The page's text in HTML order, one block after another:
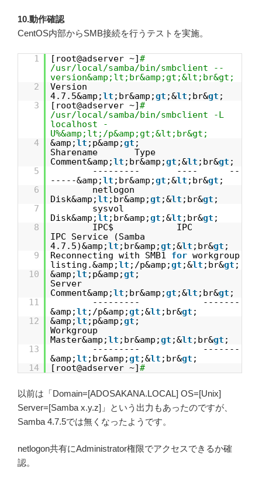
10.動作確認
CentOS内部からSMB接続を行うテストを実施。
1 [root@adserver ~]#
/usr/local/samba/bin/smbclient --
version&amp;lt;br&amp;gt;&lt;br&gt;
2
Version
4.7.5&amp;lt ;br&amp;gt ;&lt ;br&gt ;
3
[root@adserver ~]#
/usr/local/samba/bin/smbclient -L
localhost -
U%&amp;lt;/p&amp;gt;&lt;br&gt;
4
&amp;lt ;p&amp;gt ;
Sharename Type
Comment&amp;lt ;br&amp;gt ;&lt ;br&gt ;
5
--------- ---- --
-----&amp;lt ;br&amp;gt ;&lt ;br&gt ;
6
netlogon
Disk&amp;lt ;br&amp;gt ;&lt ;br&gt ;
7
sysvol
Disk&amp;lt ;br&amp;gt ;&lt ;br&gt ;
8
IPC$ IPC
IPC Service (Samba
4.7.5)&amp;lt ;br&amp;gt ;&lt ;br&gt ;
9
Reconnecting with SMB1 for workgroup
listing.&amp;lt ;/p&amp;gt ;&lt ;br&gt ;
10
&amp;lt ;p&amp;gt ;
Server
Comment&amp;lt ;br&amp;gt ;&lt ;br&gt ;
11
--------- -------
&amp;lt ;/p&amp;gt ;&lt ;br&gt ;
12
&amp;lt ;p&amp;gt ;
Workgroup
Master&amp;lt ;br&amp;gt ;&lt ;br&gt ;
13
--------- -------
&amp;lt ;br&amp;gt ;&lt ;br&gt ;
14
[root@adserver ~]#
以前は「Domain=[ADOSAKANA.LOCAL] OS=[Unix]
Server=[Samba x.y.z]」という出力もあったのですが、
Samba 4.7.5では無くなったようです。
netlogon共有にAdministrator権限でアクセスできるか確
認。